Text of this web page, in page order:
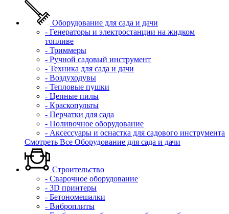
Оборудование для сада и дачи
- Генераторы и электростанции на жидком
топливе
- Триммеры
- Ручной садовый инструмент
- Техника для сада и дачи
- Воздуходувы
- Тепловые пушки
- Цепные пилы
- Краскопульты
- Перчатки для сада
- Поливочное оборудование
- Аксессуары и оснастка для садового инструмента
Смотреть Все Оборудование для сада и дачи
Строительство
- Сварочное оборудование
- 3D принтеры
- Бетономешалки
- Виброплиты